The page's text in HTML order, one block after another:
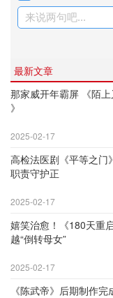
来说两句吧...
最新文章
那家威开年霸屏 《陌
》
2025-02-17
高检法医剧《平等之门
职责守护正
2025-02-17
嬉笑治愈！《180天重
越“倒转母女”
2025-02-17
《陈武帝》后期制作完